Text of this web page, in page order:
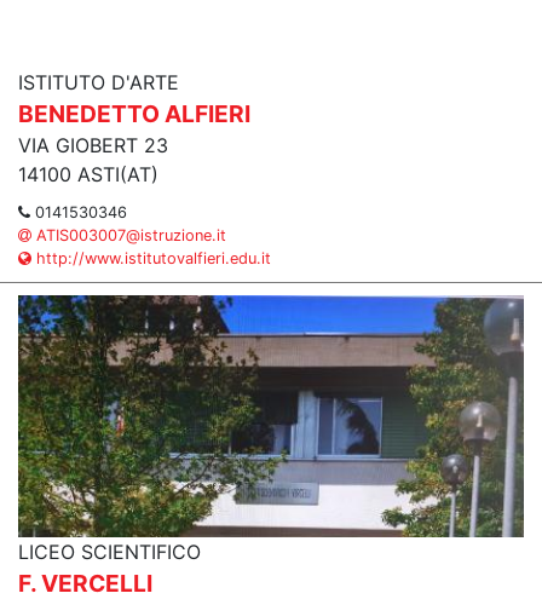
ISTITUTO D'ARTE
BENEDETTO ALFIERI
VIA GIOBERT 23
14100 ASTI(AT)
0141530346
ATIS003007@istruzione.it
http://www.istitutovalfieri.edu.it
LICEO SCIENTIFICO
F. VERCELLI